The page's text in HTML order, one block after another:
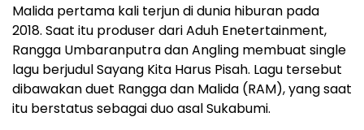
Malida pertama kali terjun di dunia hiburan pada
2018. Saat itu produser dari Aduh Enetertainment,
Rangga Umbaranputra dan Angling membuat single
lagu berjudul Sayang Kita Harus Pisah. Lagu tersebut
dibawakan duet Rangga dan Malida (RAM), yang saat
itu berstatus sebagai duo asal Sukabumi.